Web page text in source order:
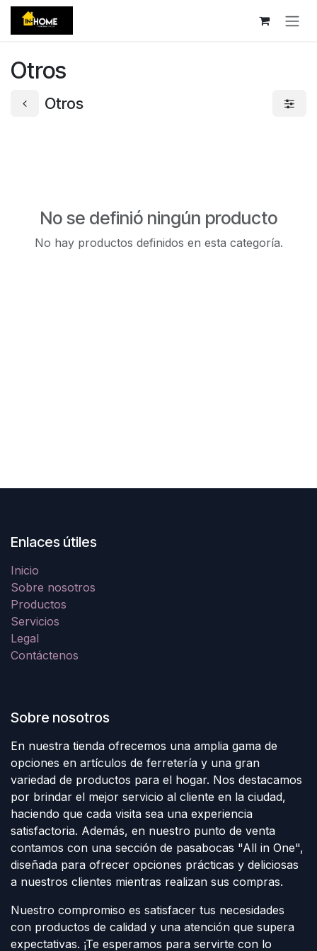
Ir al contenido
Otros
Otros
No se definió ningún producto
No hay productos definidos en esta categoría.
Enlaces útiles
Inicio
Sobre nosotros
Productos
Servicios
Legal
Contáctenos
Sobre nosotros
En nuestra tienda ofrecemos una amplia gama de
opciones en artículos de ferretería y una gran
variedad de productos para el hogar. Nos destacamos
por brindar el mejor servicio al cliente en la ciudad,
haciendo que cada visita sea una experiencia
satisfactoria. Además, en nuestro punto de venta
contamos con una sección de pasabocas "All in One",
diseñada para ofrecer opciones prácticas y deliciosas
a nuestros clientes mientras realizan sus compras.
Nuestro compromiso es satisfacer tus necesidades
con productos de calidad y una atención que supera
expectativas. ¡Te esperamos para servirte con lo